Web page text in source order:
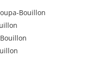
Bouillon